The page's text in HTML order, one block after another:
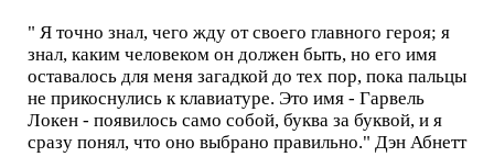
" Я точно знал, чего жду от своего главного героя; я
знал, каким человеком он должен быть, но его имя
оставалось для меня загадкой до тех пор, пока пальцы
не прикоснулись к клавиатуре. Это имя - Гарвель
Локен - появилось само собой, буква за буквой, и я
сразу понял, что оно выбрано правильно." Дэн Абнетт